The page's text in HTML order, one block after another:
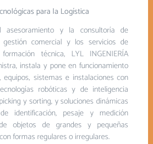
para la Logística
y la consultoría de
gestión comercial y los servicios de
técnica, LYL INGENIERÍA
instala y pone en funcionamiento
equipos, sistemas e instalaciones con
robóticas y de inteligencia
y sorting, y soluciones dinámicas
identificación, pesaje y medición
objetos de grandes y pequeñas
formas regulares o irregulares.